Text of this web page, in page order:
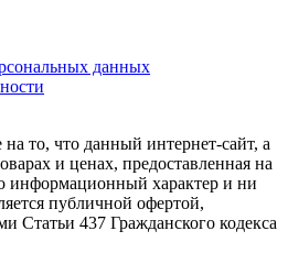
данных
то, что данный интернет-сайт, а
и ценах, предоставленная на
информационный характер и ни
публичной офертой,
Статьи 437 Гражданского кодекса